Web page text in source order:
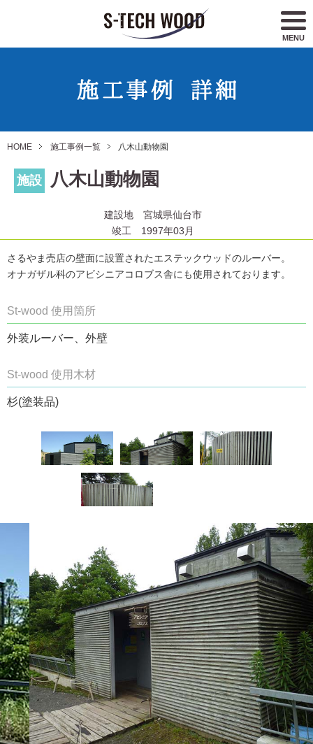
MENU
HOME 施工事例一覧 八木山動物園
施設 八木山動物園
建設地 宮城県仙台市
竣工 1997年03月
さるやま売店の壁面に設置されたエステックウッドのルーバー。
オナガザル科のアビシニアコロブス舎にも使用されております。
St-wood 使用箇所
外装ルーバー、外壁
St-wood 使用木材
杉(塗装品)